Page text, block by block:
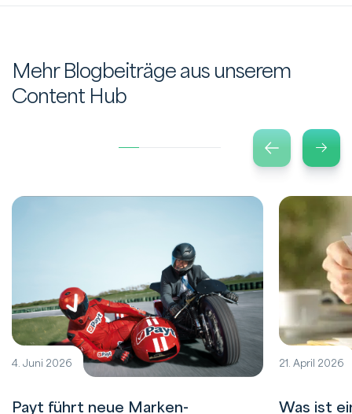
Mehr Blogbeiträge aus unserem
Content Hub
4. Juni 2026
Payt führt neue Marken-
21. April 2026
Was ist